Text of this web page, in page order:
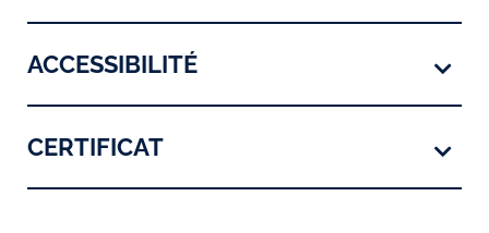
ACCESSIBILITÉ
CERTIFICAT